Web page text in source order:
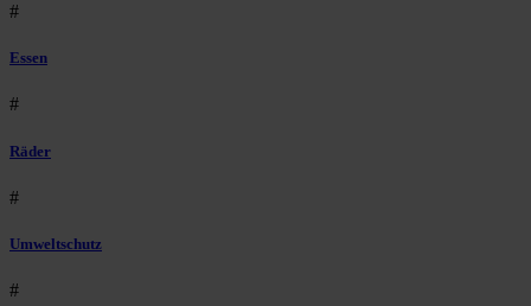
#
Essen
#
Räder
#
Umweltschutz
#